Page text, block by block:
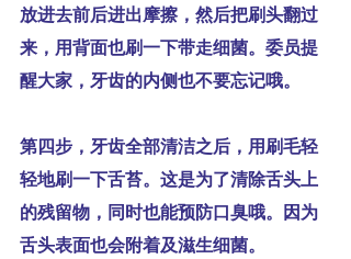
放进去前后进出摩擦，然后把刷头翻过
来，用背面也刷一下带走细菌。委员提
醒大家，牙齿的内侧也不要忘记哦。
第四步， 牙齿全部清洁之后，用刷毛轻
轻地刷一下舌苔。这是为了清除舌头上
的残留物，同时也能预防口臭哦。因为
舌头表面也会附着及滋生细菌。